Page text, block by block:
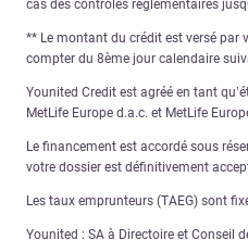
cas des contrôles réglementaires
** Le montant du crédit est versé par
compter du 8ème jour calendaire
Younited Credit est agréé en tant
MetLife Europe d.a.c. et MetLife
Le financement est accordé sous
votre dossier est définitivement
Les taux emprunteurs (TAEG) sont
Younited : SA à Directoire et Conseil